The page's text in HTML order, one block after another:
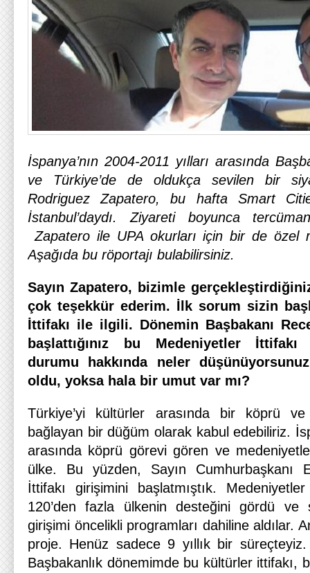
İspanya’nın 2004-2011 yılları arasında
ve Türkiye’de de oldukça sevilen bir
Rodriguez Zapatero, bu hafta Smart
İstanbul’daydı. Ziyareti boyunca
Zapatero ile UPA okurları için bir de özel
Aşağıda bu röportajı bulabilirsiniz.
Sayın Zapatero, bizimle
çok teşekkür ederim. İlk sorum sizin
İttifakı ile ilgili. Dönemin Başbakanı
başlattığınız bu Medeniyetler
durumu hakkında neler
oldu, yoksa hala bir umut var mı?
Türkiye’yi kültürler arasında bir köprü
bağlayan bir düğüm olarak kabul edebiliriz.
arasında köprü görevi gören ve
ülke. Bu yüzden, Sayın Cumhurbaşkanı
İttifakı girişimini başlatmıştık.
120’den fazla ülkenin desteğini gördü
girişimi öncelikli programları dahiline aldılar.
proje. Henüz sadece 9 yıllık bir
Başbakanlık dönemimde bu kültürler ittifakı,